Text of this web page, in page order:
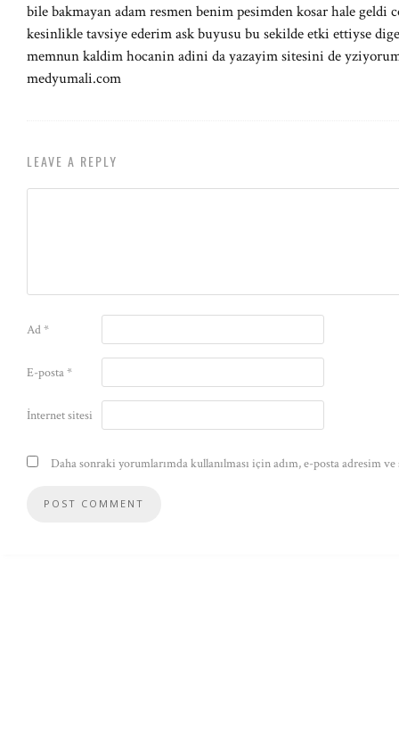
bile bakmayan adam resmen benim pesimden kosar hale
kesinlikle tavsiye ederim ask buyusu bu sekilde etki ettiyse
memnun kaldim hocanin adini da yazayim sitesini de
medyumali.com
LEAVE A REPLY
Ad*
E-posta*
İnternet sitesi
Daha sonraki yorumlarımda kullanılması için adım, e-posta adresim